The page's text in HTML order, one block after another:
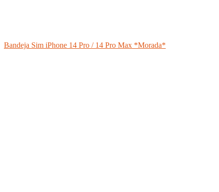
Bandeja Sim iPhone 14 Pro / 14 Pro Max *Morada*